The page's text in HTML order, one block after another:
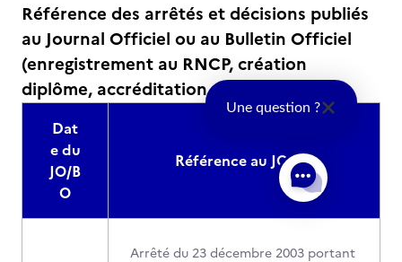
Référence des arrêtés et décisions publiés
au Journal Officiel ou au Bulletin Officiel
(enregistrement au RNCP, création
diplôme, accréditation…) :
Dat
e du
JO/B
O
Référence au JO/BO
Arrêté du 23 décembre 2003 portant
Une question ?